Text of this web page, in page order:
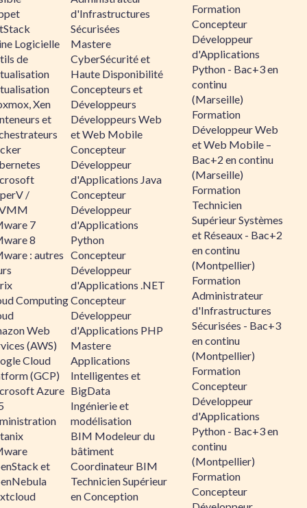
Logicielle
de
Xen
et
/
7
8
: autres
Computing
Web
(AWS)
Cloud
(GCP)
Azure
et
d'Infrastructures
Sécurisées
Mastere
CyberSécurité et
Haute Disponibilité
Concepteurs et
Développeurs
Développeurs Web
et Web Mobile
Concepteur
Développeur
d'Applications Java
Concepteur
Développeur
d'Applications
Python
Concepteur
Développeur
d'Applications .NET
Concepteur
Développeur
d'Applications PHP
Mastere
Applications
Intelligentes et
BigData
Ingénierie et
modélisation
BIM Modeleur du
bâtiment
Coordinateur BIM
Technicien Supérieur
en Conception
Formation
Concepteur
Développeur
d'Applications
Python - Bac+3 en
continu
(Marseille)
Formation
Développeur Web
et Web Mobile –
Bac+2 en continu
(Marseille)
Formation
Technicien
Supérieur Systèmes
et Réseaux - Bac+2
en continu
(Montpellier)
Formation
Administrateur
d'Infrastructures
Sécurisées - Bac+3
en continu
(Montpellier)
Formation
Concepteur
Développeur
d'Applications
Python - Bac+3 en
continu
(Montpellier)
Formation
Concepteur